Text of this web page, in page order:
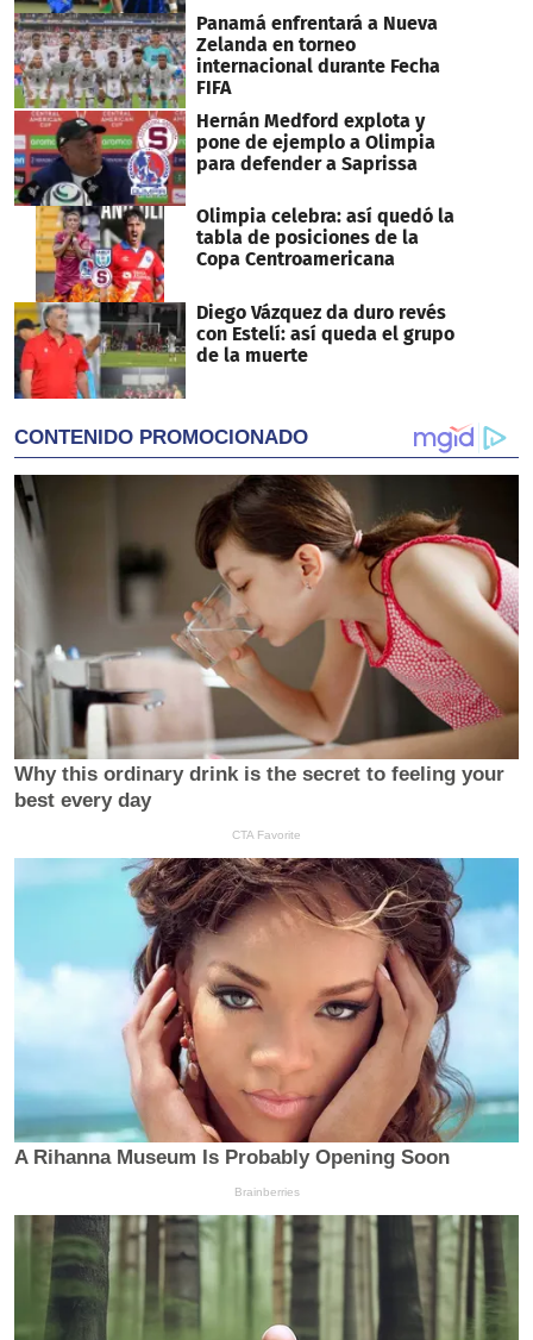
Panamá enfrentará a Nueva
Zelanda en torneo
internacional durante Fecha
FIFA
Hernán Medford explota y
pone de ejemplo a Olimpia
para defender a Saprissa
Olimpia celebra: así quedó la
tabla de posiciones de la
Copa Centroamericana
Diego Vázquez da duro revés
con Estelí: así queda el grupo
de la muerte